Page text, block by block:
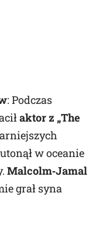
: Podczas
aktor z „The
w oceanie
Malcolm‑Jamal
grał syna